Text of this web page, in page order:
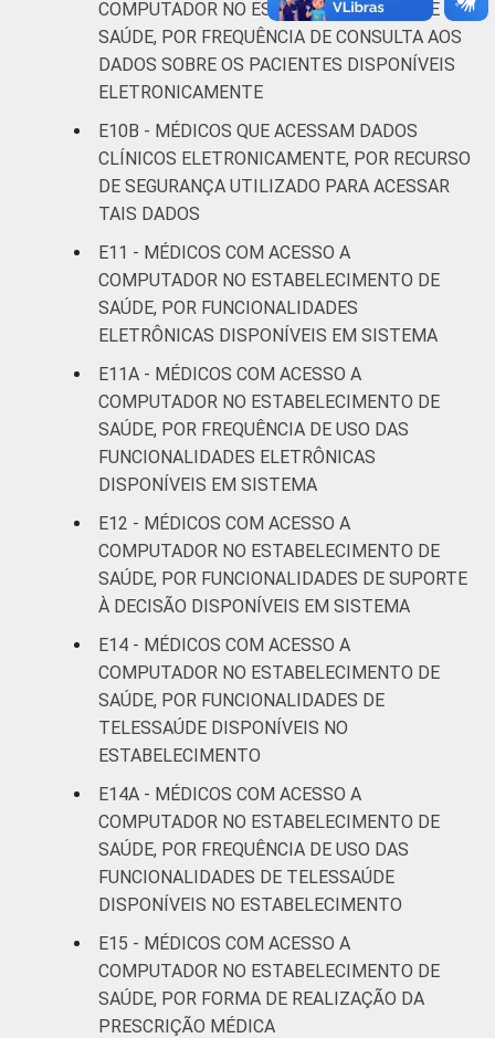
informação e comunicação nos
estabelecimentos de saúde brasileiros – TIC
Saúde 2019.
COMPUTADOR NO ESTABELECIMENTO DE
SAÚDE, POR FREQUÊNCIA DE CONSULTA AOS
DADOS SOBRE OS PACIENTES DISPONÍVEIS
ELETRONICAMENTE
E10B - MÉDICOS QUE ACESSAM DADOS
CLÍNICOS ELETRONICAMENTE, POR RECURSO
DE SEGURANÇA UTILIZADO PARA ACESSAR
TAIS DADOS
E11 - MÉDICOS COM ACESSO A
COMPUTADOR NO ESTABELECIMENTO DE
SAÚDE, POR FUNCIONALIDADES
ELETRÔNICAS DISPONÍVEIS EM SISTEMA
E11A - MÉDICOS COM ACESSO A
COMPUTADOR NO ESTABELECIMENTO DE
SAÚDE, POR FREQUÊNCIA DE USO DAS
FUNCIONALIDADES ELETRÔNICAS
DISPONÍVEIS EM SISTEMA
E12 - MÉDICOS COM ACESSO A
COMPUTADOR NO ESTABELECIMENTO DE
SAÚDE, POR FUNCIONALIDADES DE SUPORTE
À DECISÃO DISPONÍVEIS EM SISTEMA
E14 - MÉDICOS COM ACESSO A
COMPUTADOR NO ESTABELECIMENTO DE
SAÚDE, POR FUNCIONALIDADES DE
TELESSAÚDE DISPONÍVEIS NO
ESTABELECIMENTO
E14A - MÉDICOS COM ACESSO A
COMPUTADOR NO ESTABELECIMENTO DE
SAÚDE, POR FREQUÊNCIA DE USO DAS
FUNCIONALIDADES DE TELESSAÚDE
DISPONÍVEIS NO ESTABELECIMENTO
E15 - MÉDICOS COM ACESSO A
COMPUTADOR NO ESTABELECIMENTO DE
SAÚDE, POR FORMA DE REALIZAÇÃO DA
PRESCRIÇÃO MÉDICA